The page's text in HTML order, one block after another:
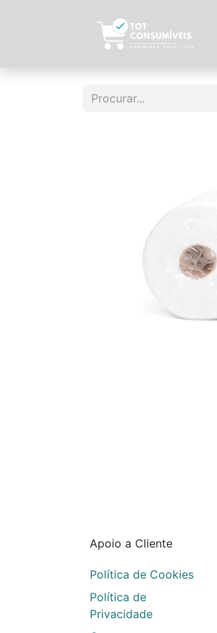
Apoio a Cliente
Política de Cookies
Política de
Privacidade